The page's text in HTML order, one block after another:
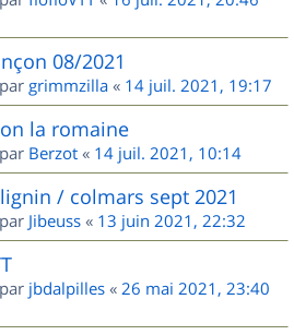
08/2021
grimmzilla « 14 juil. 2021, 19:17
la romaine
Berzot « 14 juil. 2021, 10:14
/ colmars sept 2021
Jibeuss « 13 juin 2021, 22:32
jbdalpilles « 26 mai 2021, 23:40